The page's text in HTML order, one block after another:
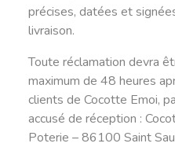
précises, datées et
livraison.
Toute réclamation devra
maximum de 48 heures
clients de Cocotte Emoi,
accusé de réception :
Poterie – 86100 Saint